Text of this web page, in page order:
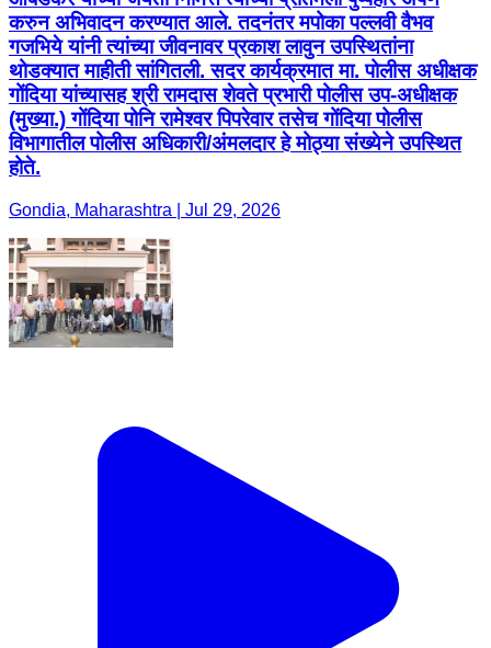
करुन अभिवादन करण्यात आले. तदनंतर मपोका पल्लवी वैभव
गजभिये यांनी त्यांच्या जीवनावर प्रकाश लावुन उपस्थितांना
थोडक्यात माहीती सांगितली. सदर कार्यक्रमात मा. पोलीस अधीक्षक
गोंदिया यांच्यासह श्री रामदास शेवते प्रभारी पोलीस उप-अधीक्षक
(मुख्या.) गोंदिया पोनि रामेश्वर पिपरेवार तसेच गोंदिया पोलीस
विभागातील पोलीस अधिकारी/अंमलदार हे मोठ्या संख्येने उपस्थित
होते.
Gondia, Maharashtra | Jul 29, 2026